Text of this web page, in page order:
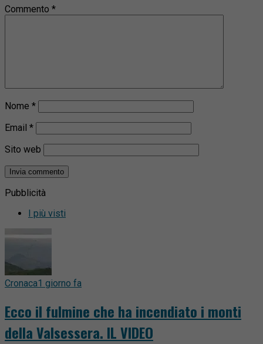
Commento *
Nome *
Email *
Sito web
Pubblicità
I più visti
Cronaca1 giorno fa
Ecco il fulmine che ha incendiato i monti
della Valsessera. IL VIDEO